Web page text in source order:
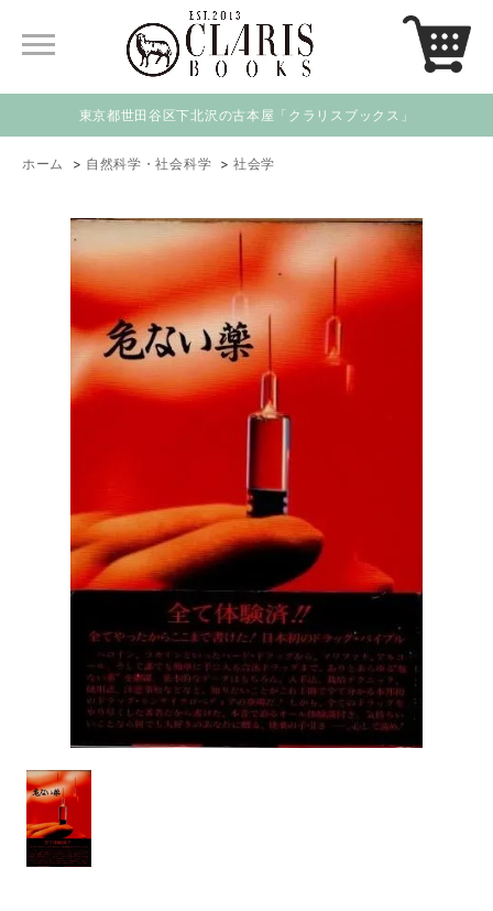
東京都世田谷区下北沢の古本屋「クラリスブックス」
ホーム > 自然科学・社会科学 >社会学